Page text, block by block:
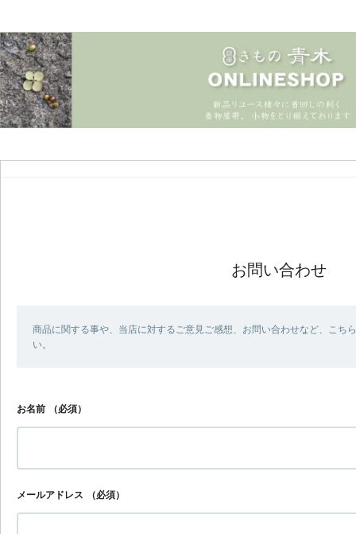
お問い合わせ
商品に関する事や、当店に対するご意見ご感想、お問い合わせなど、こち
い。
お名前 （必須）
メールアドレス （必須）